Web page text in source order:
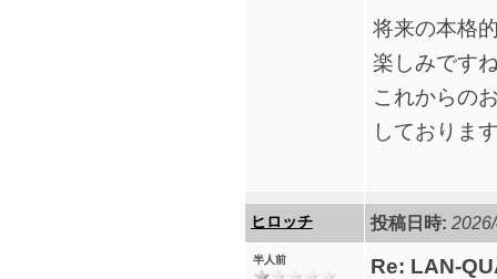
将来の本格
楽しみです
これからの
しておりま
ヒロッチ 投稿日時:
半人前
Re: LAN-